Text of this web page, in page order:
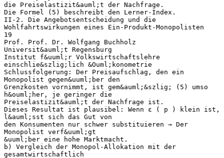
die Preiselastizit&auml;t der Nachfrage.
Die Formel (5) beschreibt den Lerner-Index.
II-2. Die Angebotsentscheidung und die
Wohlfahrtswirkungen eines Ein-Produkt-Monopolisten
19
Prof. Prof. Dr. Wolfgang Buchholz
Universit&auml;t Regensburg
Institut f&uuml;r Volkswirtschaftslehre
einschlie&szlig;lich &Ouml;konometrie
Schlussfolgerung: Der Preisaufschlag, den ein
Monopolist gegen&uuml;ber den
Grenzkosten vornimmt, ist gem&auml;&szlig; (5) umso
h&ouml;her, je geringer die
Preiselastizit&auml;t der Nachfrage ist.
Dieses Resultat ist plausibel: Wenn ε ( p ) klein ist,
l&auml;sst sich das Gut von
den Konsumenten nur schwer substituieren → Der
Monopolist verf&uuml;gt
&uuml;ber eine hohe Marktmacht.
b) Vergleich der Monopol-Allokation mit der
gesamtwirtschaftlich